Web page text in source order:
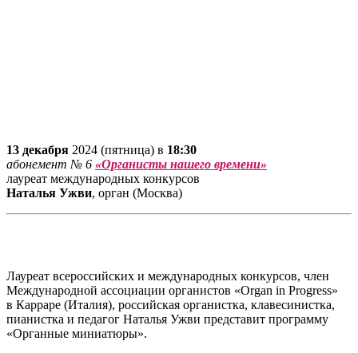
13 декабря 2024 (пятница) в 18:30
абонемент № 6 «Органисты нашего времени»
лауреат международных конкурсов
Наталья Ужви, орган (Москва)
Лауреат всероссийских и международных конкурсов, член
Международной ассоциации органистов «Organ in Progress»
в Карраре (Италия), российская органистка, клавесинистка,
пианистка и педагог Наталья Ужви представит программу
«Органные миниатюры».